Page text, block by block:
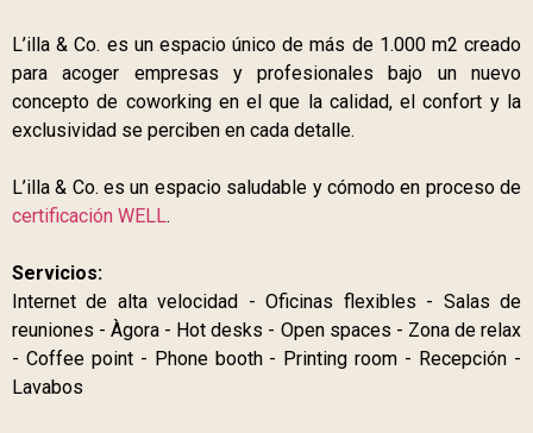
L’illa & Co. es un espacio único de más de 1.000 m2 creado
para acoger empresas y profesionales bajo un nuevo
concepto de coworking en el que la calidad, el confort y la
exclusividad se perciben en cada detalle.
L’illa & Co. es un espacio saludable y cómodo en proceso de
certificación WELL.
Servicios:
Internet de alta velocidad - Oficinas flexibles - Salas de
reuniones - Àgora - Hot desks - Open spaces - Zona de relax
- Coffee point - Phone booth - Printing room - Recepción -
Lavabos